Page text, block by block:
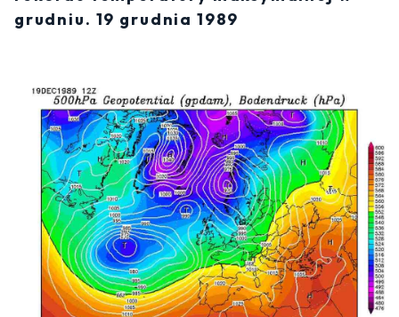
grudniu. 19 grudnia 1989